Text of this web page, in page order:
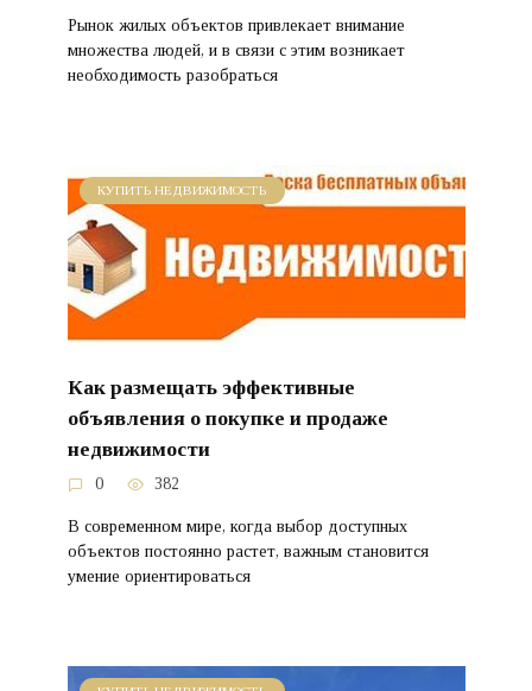
Рынок жилых объектов привлекает внимание
множества людей, и в связи с этим возникает
необходимость разобраться
КУПИТЬ НЕДВИЖИМОСТЬ
Как размещать эффективные
объявления о покупке и продаже
недвижимости
0 382
В современном мире, когда выбор доступных
объектов постоянно растет, важным становится
умение ориентироваться